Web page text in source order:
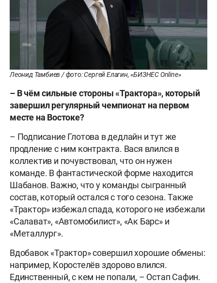
Леонид Тамбиев / фото: Сергей Елагин, «БИЗНЕС Online»
– Вчём сильныестороны «Трактора», который
завершил регулярныйчемпионат на первом
месте на Востоке?
– Подписание Глотова в дедлайн и тут же
продление с ним контракта. Вася влился в
коллектив и почувствовал, что он нужен
команде. В фантастической форме находится
Шабанов. Важно, что у команды сыгранный
состав, который остался с того сезона. Также
«Трактор» избежал спада, которого не избежали
«Салават», «Автомобилист», «Ак Барс» и
«Металлург».
Вдобавок «Трактор» совершил хорошие обмены:
например, Коростелёв здорово влился.
Единственный, с кем не попали, – Остап Сафин.